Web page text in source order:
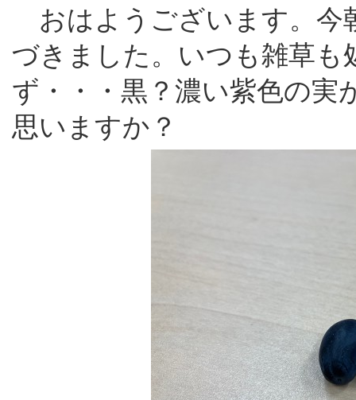
おはようございます。今
づきました。いつも雑草
ず・・・黒？濃い紫色の実
思いますか？